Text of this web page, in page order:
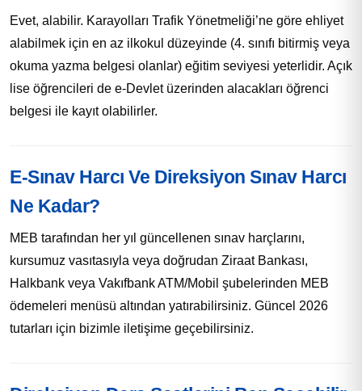
Evet, alabilir. Karayolları Trafik Yönetmeliği’ne göre ehliyet
alabilmek için en az ilkokul düzeyinde (4. sınıfı bitirmiş veya
okuma yazma belgesi olanlar) eğitim seviyesi yeterlidir. Açık
lise öğrencileri de e-Devlet üzerinden alacakları öğrenci
belgesi ile kayıt olabilirler.
E-Sınav Harcı Ve Direksiyon Sınav Harcı
Ne Kadar?
MEB tarafından her yıl güncellenen sınav harçlarını,
kursumuz vasıtasıyla veya doğrudan Ziraat Bankası,
Halkbank veya Vakıfbank ATM/Mobil şubelerinden MEB
ödemeleri menüsü altından yatırabilirsiniz. Güncel 2026
tutarları için bizimle iletişime geçebilirsiniz.